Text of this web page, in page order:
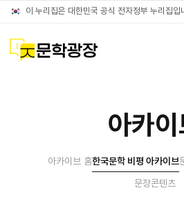
이 누리집은 대한민국 공식 전자정부 누리집입
문학광장
아카
아카이브 홈한국문학 비평 아카이브
문장콘텐츠